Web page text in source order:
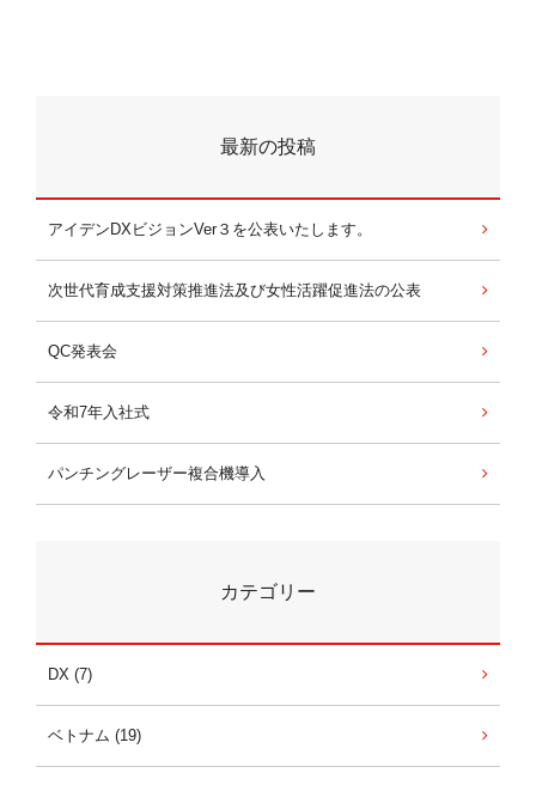
最新の投稿
アイデンDXビジョンVer３を公表いたします。
次世代育成支援対策推進法及び女性活躍促進法の公表
QC発表会
令和7年入社式
パンチングレーザー複合機導入
カテゴリー
DX (7)
ベトナム (19)